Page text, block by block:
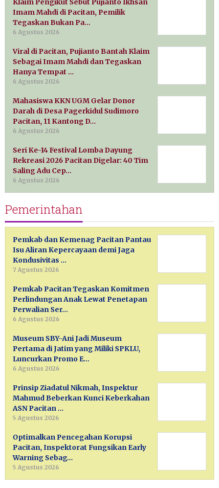
Klaim Pengikut Sebut Pujianto Ikhsan
Imam Mahdi di Pacitan, Pemilik
Tegaskan Bukan Pa…
6 Agustus 2026
Viral di Pacitan, Pujianto Bantah Klaim
Sebagai Imam Mahdi dan Tegaskan
Hanya Tempat …
6 Agustus 2026
Mahasiswa KKN UGM Gelar Donor
Darah di Desa Pagerkidul Sudimoro
Pacitan, 11 Kantong D…
6 Agustus 2026
Seri Ke-14 Festival Lomba Dayung
Rekreasi 2026 Pacitan Digelar: 40 Tim
Saling Adu Cep…
6 Agustus 2026
Pemerintahan
Pemkab dan Kemenag Pacitan Pantau
Isu Aliran Kepercayaan demi Jaga
Kondusivitas …
7 Agustus 2026
Pemkab Pacitan Tegaskan Komitmen
Perlindungan Anak Lewat Penetapan
Perwalian Ser…
6 Agustus 2026
Museum SBY-Ani Jadi Museum
Pertama di Jatim yang Miliki SPKLU,
Luncurkan Promo E…
6 Agustus 2026
Prinsip Ziadatul Nikmah, Inspektur
Mahmud Beberkan Kunci Keberkahan
ASN Pacitan …
5 Agustus 2026
Optimalkan Pencegahan Korupsi
Pacitan, Inspektorat Fungsikan Early
Warning Sebag…
5 Agustus 2026